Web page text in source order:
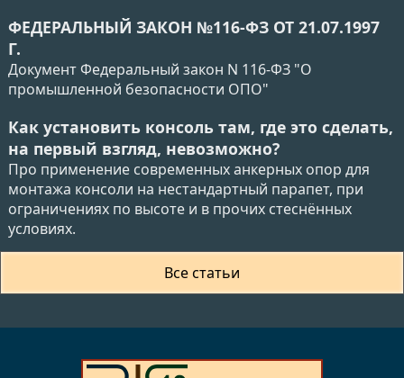
ФЕДЕРАЛЬНЫЙ ЗАКОН №116-ФЗ ОТ 21.07.1997
Г.
Документ Федеральный закон N 116-ФЗ "О
промышленной безопасности ОПО"
Как установить консоль там, где это сделать,
на первый взгляд, невозможно?
Про применение современных анкерных опор для
монтажа консоли на нестандартный парапет, при
ограничениях по высоте и в прочих стеснённых
условиях.
Все статьи